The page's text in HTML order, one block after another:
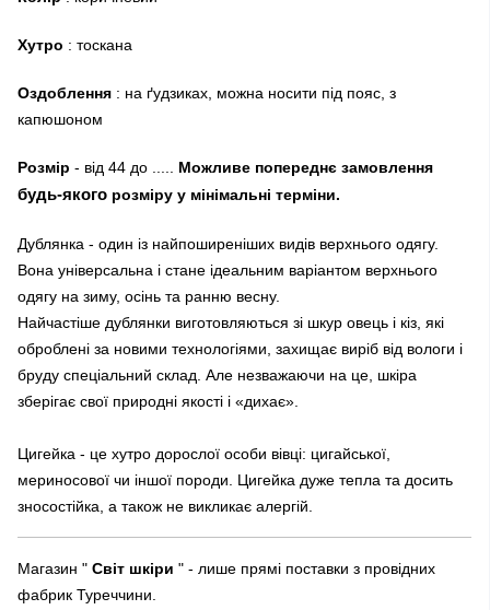
Хутро : тоскана
Оздоблення : на ґудзиках, можна носити під пояс, з
капюшоном
Розмір - від 44 до ..... Можливе попереднє замовлення
будь-якого розміру у мінімальні терміни.
Дублянка - один із найпоширеніших видів верхнього одягу.
Вона універсальна і стане ідеальним варіантом верхнього
одягу на зиму, осінь та ранню весну.
Найчастіше дублянки виготовляються зі шкур овець і кіз, які
оброблені за новими технологіями, захищає виріб від вологи і
бруду спеціальний склад. Але незважаючи на це, шкіра
зберігає свої природні якості і «дихає».
Цигейка - це хутро дорослої особи вівці: цигайської,
мериносової чи іншої породи. Цигейка дуже тепла та досить
зносостійка, а також не викликає алергій.
Магазин " Світ шкіри " - лише прямі поставки з провідних
фабрик Туреччини.